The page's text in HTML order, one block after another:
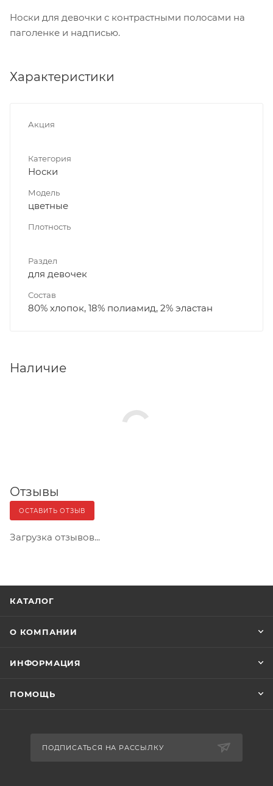
Носки для девочки с контрастными полосами на
паголенке и надписью.
Характеристики
Акция
Категория
Носки
Модель
цветные
Плотность
Раздел
для девочек
Состав
80% хлопок, 18% полиамид, 2% эластан
Наличие
Отзывы
ОСТАВИТЬ ОТЗЫВ
Загрузка отзывов...
КАТАЛОГ
О КОМПАНИИ
ИНФОРМАЦИЯ
ПОМОЩЬ
ПОДПИСАТЬСЯ НА РАССЫЛКУ